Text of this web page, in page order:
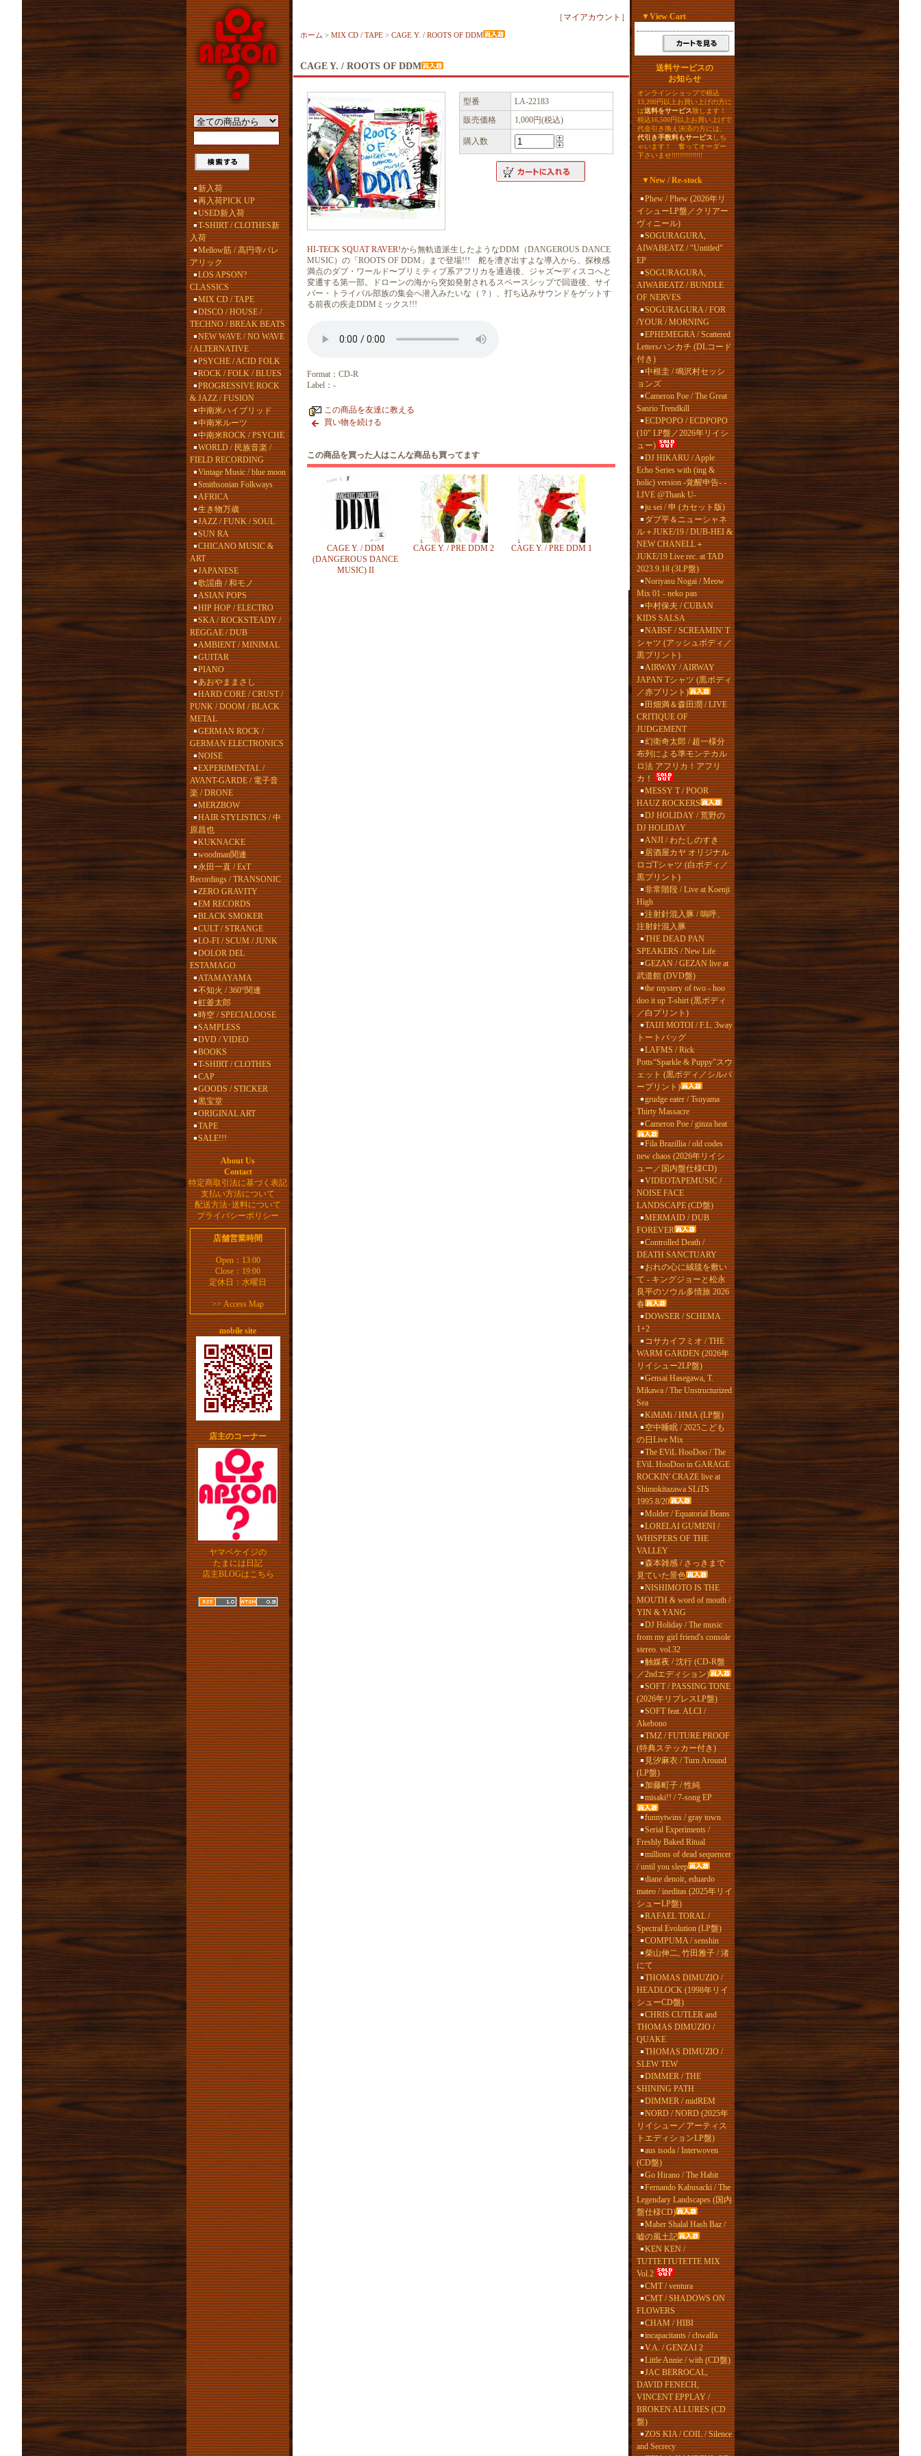
新入荷
再入荷PICK UP
USED新入荷
T-SHIRT / CLOTHES新
入荷
Mellow筋 / 高円寺バレ
アリック
LOS APSON?
CLASSICS
MIX CD / TAPE
DISCO / HOUSE /
TECHNO / BREAK BEATS
NEW WAVE / NO WAVE
/ ALTERNATIVE
PSYCHE / ACID FOLK
ROCK / FOLK / BLUES
PROGRESSIVE ROCK
& JAZZ / FUSION
中南米ハイブリッド
中南米ルーツ
中南米ROCK / PSYCHE
WORLD / 民族音楽 /
FIELD RECORDING
Vintage Music / blue moon
Smithsonian Folkways
AFRICA
生き物万歳
JAZZ / FUNK / SOUL
SUN RA
CHICANO MUSIC &
ART
JAPANESE
歌謡曲 / 和モノ
ASIAN POPS
HIP HOP / ELECTRO
SKA / ROCKSTEADY /
REGGAE / DUB
AMBIENT / MINIMAL
GUITAR
PIANO
あおやままさし
HARD CORE / CRUST /
PUNK / DOOM / BLACK
METAL
GERMAN ROCK /
GERMAN ELECTRONICS
NOISE
EXPERIMENTAL /
AVANT-GARDE / 電子音
楽 / DRONE
MERZBOW
HAIR STYLISTICS / 中
原昌也
KUKNACKE
woodman関連
永田一直 / ExT
Recordings / TRANSONIC
ZERO GRAVITY
EM RECORDS
BLACK SMOKER
CULT / STRANGE
LO-FI / SCUM / JUNK
DOLOR DEL
ESTAMAGO
ATAMAYAMA
不知火 / 360°関連
虹釜太郎
時空 / SPECIALOOSE
SAMPLESS
DVD / VIDEO
BOOKS
T-SHIRT / CLOTHES
CAP
GOODS / STICKER
黒宝堂
ORIGINAL ART
TAPE
SALE!!!
About Us
Contact
特定商取引法に基づく表記
支払い方法について
配送方法･送料について
プライバシーポリシー
店舗営業時間
Open：13:00
Close：19:00
定休日：水曜日
>>Access Map
mobile site
店主のコーナー
ヤマベケイジの
たまには日記
店主BLOGはこちら
［ マイアカウント ］
ホーム > MIX CD / TAPE > CAGE Y. / ROOTS OF DDM
CAGE Y. / ROOTS OF DDM
型番
LA-22183
販売価格
1,000円(税込)
購入数
HI-TECK SQUAT RAVER!から無軌道派生したようなDDM（DANGEROUS DANCE
MUSIC）の「ROOTS OF DDM」まで登場!!! 舵を漕ぎ出すよな導入から、探検感
満点のダブ・ワールド〜プリミティブ系アフリカを通過後、ジャズ〜ディスコへと
変遷する第一部。ドローンの海から突如発射されるスペースシップで回遊後、サイ
バー・トライバル部族の集会へ潜入みたいな（？）、打ち込みサウンドをゲットす
る前夜の疾走DDMミックス!!!
Format：CD-R
Label：-
この商品を友達に教える
買い物を続ける
この商品を買った人はこんな商品も買ってます
CAGE Y. / DDM
(DANGEROUS DANCE
MUSIC) II
CAGE Y. / PRE DDM 2 CAGE Y. / PRE DDM 1
▼View Cart
送料サービスの
お知らせ
オンラインショップで税込
13,200円以上お買い上げの方に
は送料をサービス致します！
税込16,500円以上お買い上げで
代金引き換え決済の方には、
代引き手数料もサービスしち
ゃいます！ 奮ってオーダー
下さいませ!!!!!!!!!!!!!!!
▼New / Re-stock
Phew / Phew (2026年リ
イシューLP盤／クリアー
ヴィニール)
SOGURAGURA,
AIWABEATZ / "Untitled"
EP
SOGURAGURA,
AIWABEATZ / BUNDLE
OF NERVES
SOGURAGURA / FOR
/YOUR / MORNING
EPHEMEGRA / Scattered
Lettersハンカチ (DLコード
付き)
中根圭 / 鳴沢村セッシ
ョンズ
Cameron Poe / The Great
Sanrio Trendkill
ECDPOPO / ECDPOPO
(10" LP盤／2026年リイシ
ュー)
DJ HIKARU / Apple
Echo Series with (ing &
holic) version -覚醒申告- -
LIVE @Thank U-
ju sei / 申 (カセット版)
ダブ平＆ニューシャネ
ル＋JUKE/19 / DUB-HEI &
NEW CHANELL＋
JUKE/19 Live rec. at TAD
2023.9.18 (3LP盤)
Noriyasu Nogai / Meow
Mix 01 - neko pan
中村保夫 / CUBAN
KIDS SALSA
NABSF / SCREAMIN' T
シャツ (アッシュボディ／
黒プリント)
AIRWAY / AIRWAY
JAPAN Tシャツ (黒ボディ
／赤プリント)
田畑満＆森田潤 / LIVE
CRITIQUE OF
JUDGEMENT
幻衛奇太郎 / 超一様分
布列による準モンテカル
ロ法 アフリカ！アフリ
カ！
MESSY T / POOR
HAUZ ROCKERS
DJ HOLIDAY / 荒野の
DJ HOLIDAY
ANJI / わたしのすき
居酒屋カヤ オリジナル
ロゴTシャツ (白ボディ／
黒プリント)
非常階段 / Live at Koenji
High
注射針混入豚 / 嗚呼、
注射針混入豚
THE DEAD PAN
SPEAKERS / New Life
GEZAN / GEZAN live at
武道館 (DVD盤)
the mystery of two - hoo
doo it up T-shirt (黒ボディ
／白プリント)
TAIJI MOTOI / F.L. 3way
トートバッグ
LAFMS / Rick
Potts“Sparkle & Puppy”スウ
ェット (黒ボディ／シルバ
ープリント)
grudge eater / Tsuyama
Thirty Massacre
Cameron Poe / ginza heat
Fila Brazillia / old codes
new chaos (2026年リイシ
ュー／国内盤仕様CD)
VIDEOTAPEMUSIC /
NOISE FACE
LANDSCAPE (CD盤)
MERMAID / DUB
FOREVER
Controlled Death /
DEATH SANCTUARY
おれの心に絨毯を敷い
て - キングジョーと松永
良平のソウル多情旅 2026
春
DOWSER / SCHEMA
1+2
コサカイフミオ / THE
WARM GARDEN (2026年
リイシュー2LP盤)
Gensai Hasegawa, T.
Mikawa / The Unstructurized
Sea
KiMiMi / ИМА (LP盤)
空中睡眠 / 2025こども
の日Live Mix
The EViL HooDoo / The
EViL HooDoo in GARAGE
ROCKIN' CRAZE live at
Shimokitazawa SLiTS
1995.8/20
Molder / Equatorial Beans
LORELAI GUMENI /
WHISPERS OF THE
VALLEY
森本雑感 / さっきまで
見ていた景色
NISHIMOTO IS THE
MOUTH & word of mouth /
YIN & YANG
DJ Holiday / The music
from my girl friend's console
stereo. vol.32
触媒夜 / 沈行 (CD-R盤
／2ndエディション)
SOFT / PASSING TONE
(2026年リプレスLP盤)
SOFT feat. ALCI /
Akebono
TMZ / FUTURE PROOF
(特典ステッカー付き)
見汐麻衣 / Turn Around
(LP盤)
加藤町子 / 性純
misaki!! / 7-song EP
funnytwins / gray town
Serial Experiments /
Freshly Baked Ritual
millions of dead sequencer
/ until you sleep
diane denoir, eduardo
mateo / ineditas (2025年リイ
シューLP盤)
RAFAEL TORAL /
Spectral Evolution (LP盤)
COMPUMA / senshin
柴山伸二, 竹田雅子 / 渚
にて
THOMAS DIMUZIO /
HEADLOCK (1998年リイ
シューCD盤)
CHRIS CUTLER and
THOMAS DIMUZIO /
QUAKE
THOMAS DIMUZIO /
SLEW TEW
DIMMER / THE
SHINING PATH
DIMMER / midREM
NORD / NORD (2025年
リイシュー／アーティス
トエディションLP盤)
aus isoda / Interwoven
(CD盤)
Go Hirano / The Habit
Fernando Kabusacki / The
Legendary Landscapes (国内
盤仕様CD)
Maher Shalal Hash Baz /
嘘の風土記
KEN KEN /
TUTTETTUTETTE MIX
Vol.2
CMT / ventura
CMT / SHADOWS ON
FLOWERS
CHAM / HIBI
incapacitants / chwalfa
V.A. / GENZAI 2
Little Annie / with (CD盤)
JAC BERROCAL,
DAVID FENECH,
VINCENT EPPLAY /
BROKEN ALLURES (CD
盤)
ZOS KIA / COIL / Silence
and Secrecy